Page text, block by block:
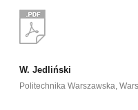
W. Jedliński
Politechnika Warszawska,